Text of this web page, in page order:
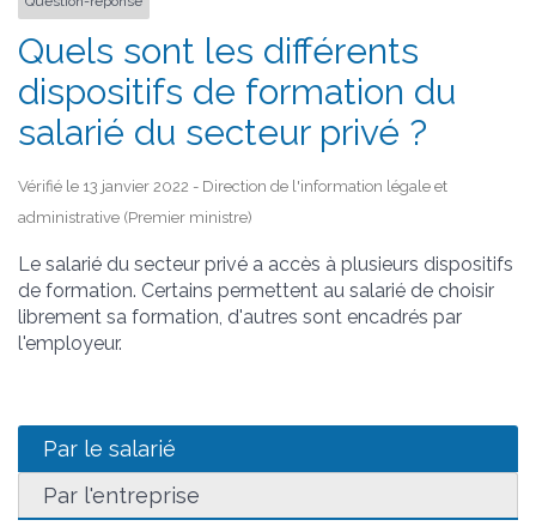
Quels sont les différents
dispositifs de formation du
salarié du secteur privé ?
Vérifié le 13 janvier 2022 - Direction de l'information légale et
administrative (Premier ministre)
Le salarié du secteur privé a accès à plusieurs dispositifs
de formation. Certains permettent au salarié de choisir
librement sa formation, d'autres sont encadrés par
l'employeur.
Par le salarié
Par l'entreprise